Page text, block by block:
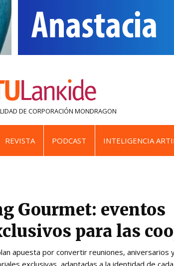
DE CORPORACIÓN MONDRAGON
REVISTA PODCAST INTELIGENCIA
Gourmet: eventos
para las
apuesta por convertir reuniones, aniversarios